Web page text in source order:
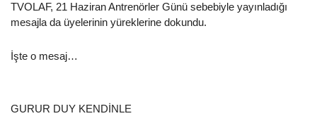
TVOLAF, 21 Haziran Antrenörler Günü sebebiyle yayınladığı
mesajla da üyelerinin yüreklerine dokundu.
İşte o mesaj…
GURUR DUY KENDİNLE